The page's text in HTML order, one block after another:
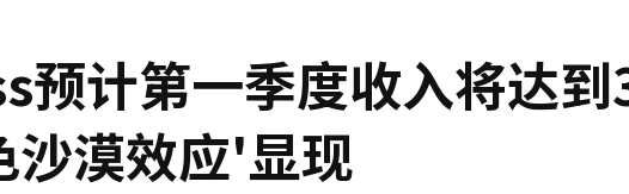
预计第一季度收入将达
漠效应'显现